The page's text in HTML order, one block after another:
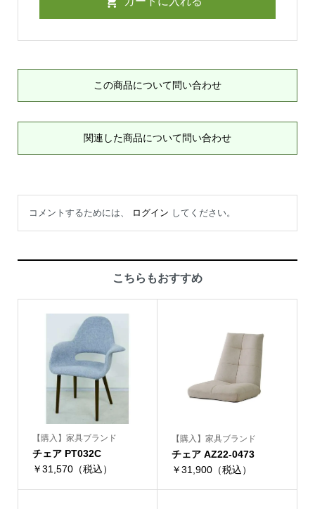
この商品について問い合わせ
関連した商品について問い合わせ
コメントするためには、 ログイン してください。
こちらもおすすめ
【購入】家具ブランド
チェア PT032C
￥31,570（税込）
【購入】家具ブランド
チェア AZ22-0473
￥31,900（税込）